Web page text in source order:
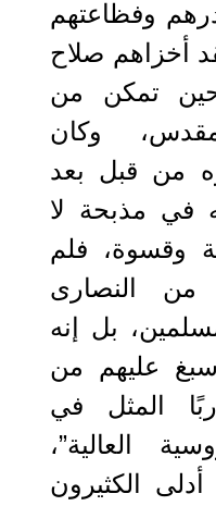
وفظاعتهم
أخزاهم صلاح
تمكن من
وكان
من قبل بعد
في مذبحة لا
وقسوة، فلم
النصارى
بل إنه
عليهم من
المثل في
العالية”،
الكثيرون